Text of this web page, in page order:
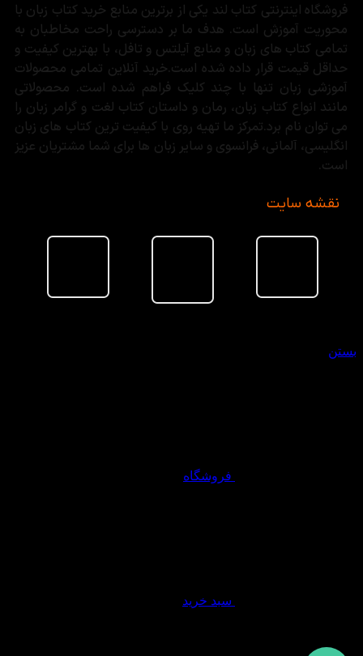
فروشگاه اینترنتی کتاب لند یکی از برترین منابع خرید کتاب زبان با
محوریت آموزش است. هدف ما بر دسترسی راحت مخاطبان به
تمامی کتاب های زبان و منابع آیلتس و تافل، با بهترین کیفیت و
حداقل قیمت قرار داده شده است.خرید آنلاین تمامی محصولات
آموزشی زبان تنها با چند کلیک فراهم شده است. محصولاتی
مانند انواع کتاب زبان، رمان و داستان کتاب لغت و گرامر زبان را
می توان نام برد.تمرکز ما تهیه روی با کیفیت ترین کتاب های زبان
انگلیسی، آلمانی، فرانسوی و سایر زبان ها برای شما مشتریان عزیز
است.
نقشه سایت
بستن
فروشگاه
سبد خرید